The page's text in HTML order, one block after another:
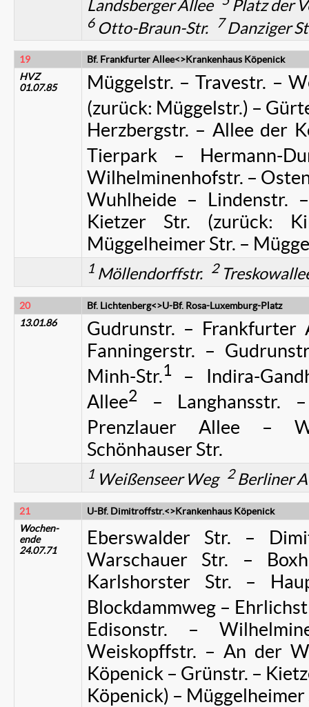
Landsberger Allee
Platz der
6Otto-Braun-Str. 7 Danziger
19
Bf. Frankfurter Allee<>Krankenhaus Köpenick
HVZ
01.07.85
Müggelstr. – Travestr. –
(zurück: Müggelstr.) –
Herzbergstr. – Allee der
Tierpark – Hermann-
Wilhelminenhofstr. –
Wuhlheide – Lindenstr.
Kietzer Str. (zurück:
Müggelheimer Str. –
1 Möllendorffstr. 2
20
Bf. Lichtenberg<>U-Bf. Rosa-Luxemburg-Platz
13.01.86
Gudrunstr. – Frankfurter
Fanningerstr. –
Minh-Str.1 – Indira-
Allee2 – Langhansstr.
Prenzlauer Allee –
Schönhauser Str.
1 Weißenseer Weg 2Berliner
21
U-Bf. Dimitroffstr.<>Krankenhaus Köpenick
Wochen-
ende
24.07.71
Eberswalder Str. –
Warschauer Str. –
Karlshorster Str. –
Blockdammweg –
Edisonstr. –
Weiskopffstr. – An der
Köpenick – Grünstr. –
Köpenick) –